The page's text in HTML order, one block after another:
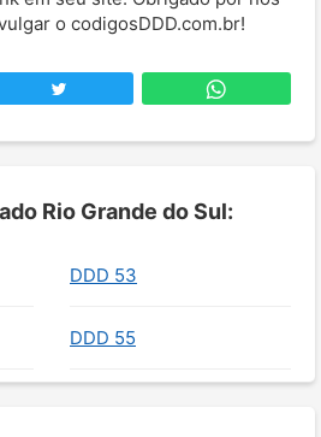
o codigosDDD.com.br!
Rio Grande do Sul:
DDD 53
DDD 55